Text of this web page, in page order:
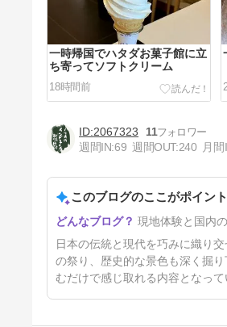
一時帰国でハタダお菓子館に立
ち寄ってソフトクリーム
18時間前
一時帰国で食べる・どじょう掬
い饅頭
5日前
2067323
11
週間IN:69 週間OUT:240 月間
このブログのここがポイント
現地体験と国内
日本の伝統と現代を巧みに織り
の祭り、歴史的な景色も深く掘
むだけで感じ取れる内容となっ